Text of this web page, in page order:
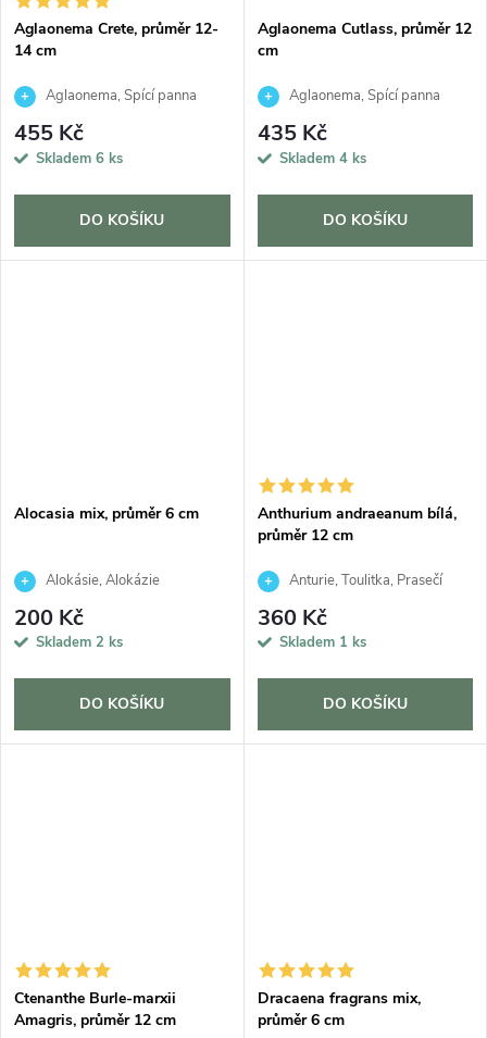
Aglaonema Crete, průměr 12-
14 cm
Aglaonema, Spící panna
455 Kč
Skladem 6 ks
DO KOŠÍKU
Aglaonema Cutlass, průměr 12
cm
Aglaonema, Spící panna
435 Kč
Skladem 4 ks
DO KOŠÍKU
Alocasia mix, průměr 6 cm
Alokásie, Alokázie
200 Kč
Skladem 2 ks
DO KOŠÍKU
Anthurium andraeanum bílá,
průměr 12 cm
Anturie, Toulitka, Prasečí
ocásek
360 Kč
Skladem 1 ks
DO KOŠÍKU
Ctenanthe Burle-marxii
Amagris, průměr 12 cm
Dracaena fragrans mix,
průměr 6 cm